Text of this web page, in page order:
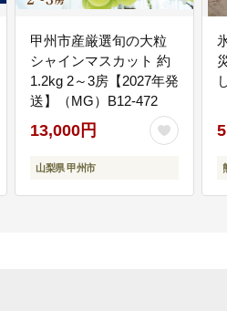
甲州市産厳選旬の大粒
シャインマスカット 約
1.2kg 2～3房【2027年発
送】（MG）B12-472
13,000円
山梨県 甲州市